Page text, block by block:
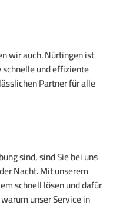
wir auch. Nürtingen ist
und effiziente
Partner für alle
sind, sind Sie bei uns
Nacht. Mit unserem
schnell lösen und dafür
unser Service in